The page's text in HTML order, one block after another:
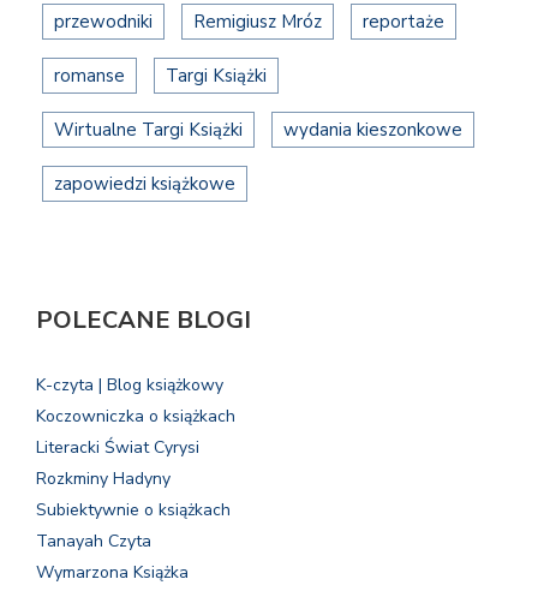
przewodniki Remigiusz Mróz reportaże
romanse Targi Książki
Wirtualne Targi Książki wydania kieszonkowe
zapowiedzi książkowe
POLECANE BLOGI
K-czyta | Blog książkowy
Koczowniczka o książkach
Literacki Świat Cyrysi
Rozkminy Hadyny
Subiektywnie o książkach
Tanayah Czyta
Wymarzona Książka